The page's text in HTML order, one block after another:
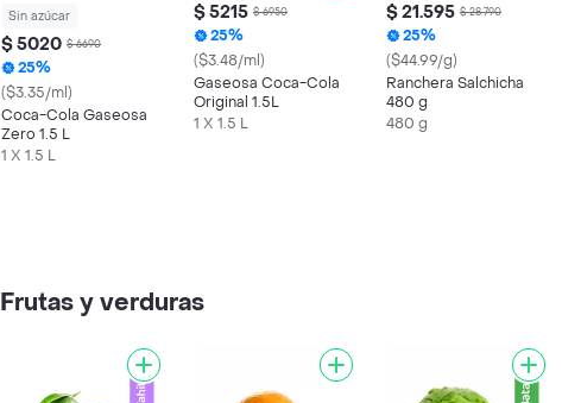
Sin azúcar
$ 5020 $ 6690
25%
($3.35/ml)
Coca-Cola Gaseosa
Zero 1.5 L
1 X 1.5 L
$ 5215 $ 6950
25%
($3.48/ml)
Gaseosa Coca-Cola
Original 1.5L
1 X 1.5 L
$ 21.595 $ 28.790
25%
($44.99/g)
Ranchera Salchicha
480 g
480 g
Frutas y verduras